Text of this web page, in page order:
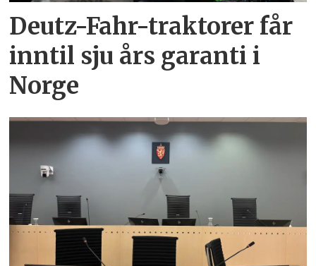
Deutz-Fahr-traktorer får
inntil sju års garanti i
Norge